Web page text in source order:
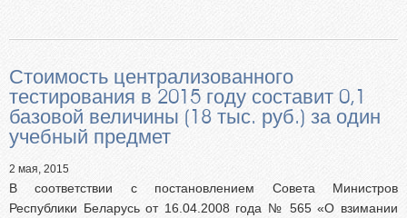
Целевая подготовка
Абитуриентам из Российской федерации
Зачисление без вступительных испытаний
Родителям абитуриентов
Часто задаваемые вопросы
Стоимость централизованного
тестирования в 2015 году составит 0,1
базовой величины (18 тыс. руб.) за один
учебный предмет
2 мая, 2015
В соответствии с постановлением Совета Министров
Республики Беларусь от 16.04.2008 года № 565 «О взимании